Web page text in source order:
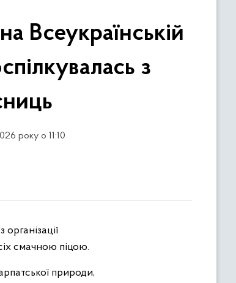
Всеукраїнській
з
року о 11:10
смачною піцою.
природи,